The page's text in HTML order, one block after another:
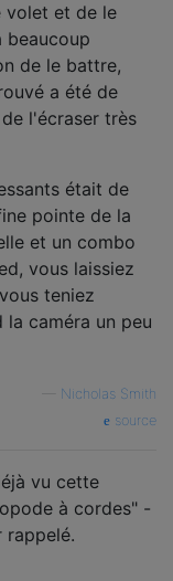
volet et de le
beaucoup
de le battre,
a été de
l'écraser très
était de
pointe de la
et un combo
vous laissiez
teniez
la caméra un peu
Nicholas Smith
source
vu cette
à cordes" -
rappelé.